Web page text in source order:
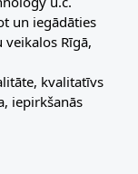
un iegādāties
Rīgā,
kvalitatīvs
iepirkšanās